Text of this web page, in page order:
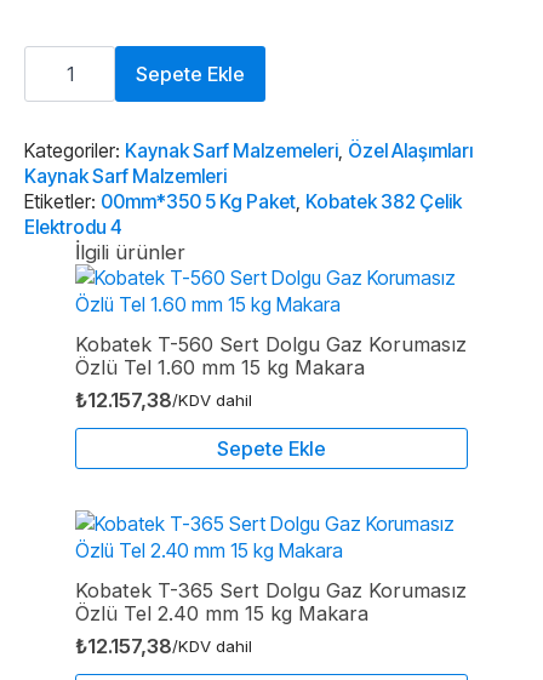
Kobatek
Çelik
5
Kg
Paket
adet
Sepete Ekle
Kategoriler: Kaynak Sarf Malzemeleri, Özel Alaşımları
Kaynak Sarf Malzemleri
Etiketler: 00mm*350 5 Kg Paket, Kobatek 382 Çelik
Elektrodu 4
İlgili ürünler
Kobatek T-560 Sert Dolgu Gaz Korumasız
Özlü Tel 1.60 mm 15 kg Makara
₺12.157,38/KDV dahil
Sepete Ekle
Kobatek T-365 Sert Dolgu Gaz Korumasız
Özlü Tel 2.40 mm 15 kg Makara
₺12.157,38/KDV dahil